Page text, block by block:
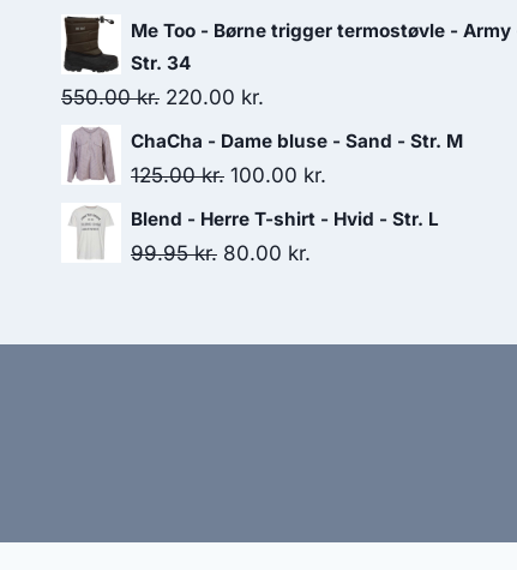
price
200.00 kr..
price
Me Too - Børne trigger termostøvle - Army
Str. 34
550.00kr. Original
price
was:
220.00 kr.
price
is:
ChaCha - Dame bluse - Sand - Str. M
125.00kr. Original
price
was:
100.00 kr.
price
Blend - Herre T-shirt - Hvid - Str. L
99.95kr. Original
80.00 kr.